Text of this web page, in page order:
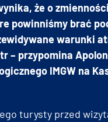
że o
powinniśmy brać
warunki
– przypomina
IMGW na
turysty przed